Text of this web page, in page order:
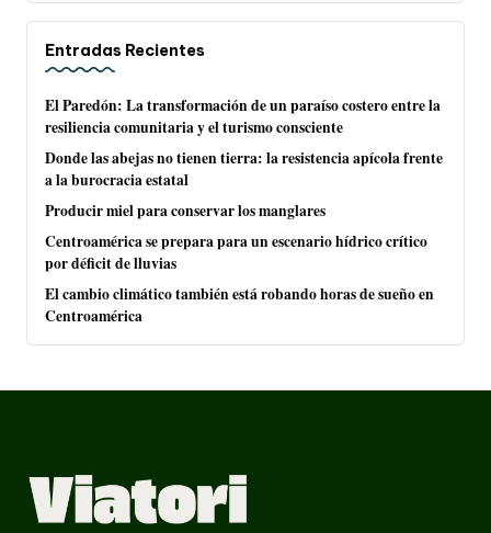
Entradas Recientes
El Paredón: La transformación de un paraíso costero entre la
resiliencia comunitaria y el turismo consciente
Donde las abejas no tienen tierra: la resistencia apícola frente
a la burocracia estatal
Producir miel para conservar los manglares
Centroamérica se prepara para un escenario hídrico crítico
por déficit de lluvias
El cambio climático también está robando horas de sueño en
Centroamérica